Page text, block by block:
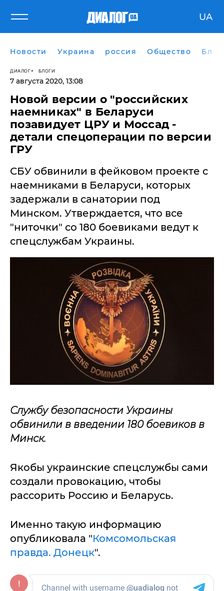
UA
Новости Украина россия Общество
ДИАЛОГ БЛОГИ
7 августа 2020, 13:08
Новой версии о "российских
наемниках" в Беларуси
позавидует ЦРУ и Моссад -
детали спецоперации по версии
ГРУ
СБУ обвинили в фейковом проекте с
наемниками в Беларуси, которых
задержали в санатории под
Минском. Утверждается, что все
"ниточки" со 180 боевиками ведут к
спецслужбам Украины.
Службу безопасности Украины
обвинили в введении 180 боевиков в
Минск.
Якобы украинские спецслужбы сами
создали провокацию, чтобы
рассорить Россию и Беларусь.
Именно такую информацию
опубликовала "Комсомольская
правда. Донецк".